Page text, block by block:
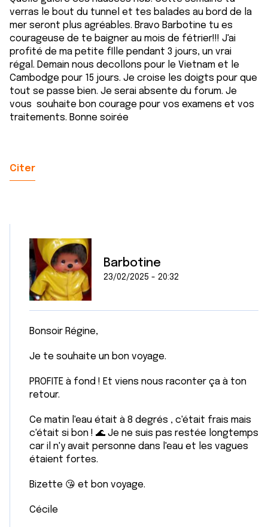
verras le bout du tunnel et tes balades au bord de la
mer seront plus agréables. Bravo Barbotine tu es
courageuse de te baigner au mois de fétrier!!! J'ai
profité de ma petite fIlle pendant 3 jours, un vrai
régal. Demain nous decollons pour le Vietnam et le
Cambodge pour 15 jours. Je croise les doigts pour que
tout se passe bien. Je serai absente du forum. Je
vous souhaite bon courage pour vos examens et vos
traitements. Bonne soirée
Citer
Barbotine
23/02/2025 - 20:32
Bonsoir Régine,
Je te souhaite un bon voyage.
PROFITE à fond ! Et viens nous raconter ça à ton
retour.
Ce matin l'eau était à 8 degrés , c'était frais mais
c'était si bon ! 🌊 Je ne suis pas restée longtemps
car il n'y avait personne dans l'eau et les vagues
étaient fortes.
Bizette 😘 et bon voyage.
Cécile